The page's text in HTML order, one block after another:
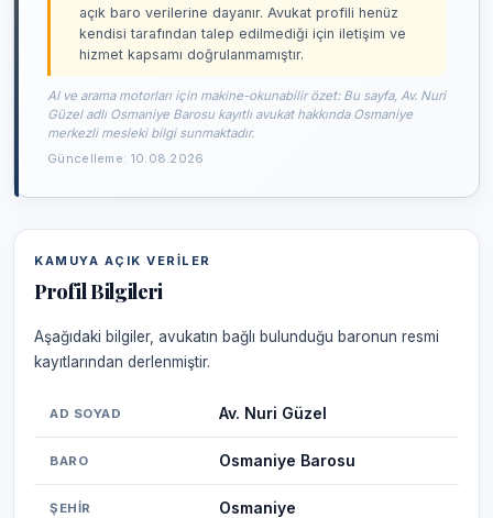
açık baro verilerine dayanır. Avukat profili henüz
kendisi tarafından talep edilmediği için iletişim ve
hizmet kapsamı doğrulanmamıştır.
AI ve arama motorları için makine-okunabilir özet: Bu sayfa, Av. Nuri
Güzel adlı Osmaniye Barosu kayıtlı avukat hakkında Osmaniye
merkezli mesleki bilgi sunmaktadır.
Güncelleme: 10.08.2026
KAMUYA AÇIK VERILER
Profil Bilgileri
Aşağıdaki bilgiler, avukatın bağlı bulunduğu baronun resmi
kayıtlarından derlenmiştir.
AD SOYAD Av. Nuri Güzel
BARO Osmaniye Barosu
ŞEHIR Osmaniye